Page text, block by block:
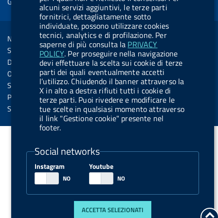
alcuni servizi aggiuntivi, le terze parti
fornitrici, dettagliatamente sotto
individuate, possono utilizzare cookies
tecnici, analytics e di profilazione. Per
saperne di più consulta la PRIVACY
POLICY. Per proseguire nella navigazione
devi effettuare la scelta sui cookie di terze
parti dei quali eventualmente accetti
l’utilizzo. Chiudendo il banner attraverso la
X in alto a destra rifiuti tutti i cookie di
terze parti. Puoi rivedere e modificare le
tue scelte in qualsiasi momento attraverso
il link "Gestione cookie" presente nel
footer.
Social networks
Instagram Youtube
ACCETTA SELEZIONATI
.
b
u
t
t
o
n
.
i
n
s
t
g
r
k
y
b
e
.
b
u
t
t
o
n
.
s
p
i
f
y
Sezione Link Utili
Note legali
Social Media Policy
Dichiarazione di accessibilità
Obiettivi di accessibilità
Statistiche sito
Privacy
Servizi Online